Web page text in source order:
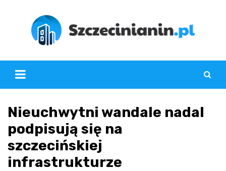
Nieuchwytni wandale nadal
podpisują się na
szczecińskiej
infrastrukturze